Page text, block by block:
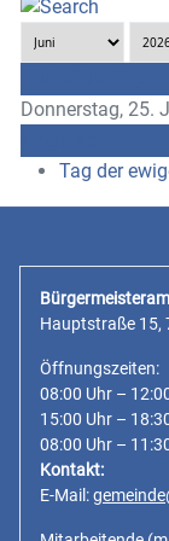
Donnerstag, 25.
Tag der
Hauptstraße 15,
Öffnungszeiten:
08:00 Uhr –
15:00 Uhr –
08:00 Uhr –
Kontakt:
E-Mail: